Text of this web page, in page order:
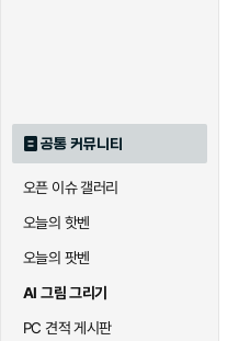
공통 커뮤니티
오픈 이슈 갤러리
오늘의 핫벤
오늘의 팟벤
AI 그림 그리기
PC 견적 게시판